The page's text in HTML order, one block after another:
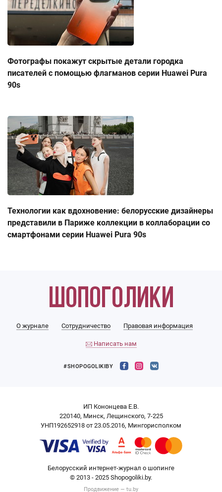
Фотографы покажут скрытые детали городка
писателей с помощью флагманов серии Huawei Pura
90s
Технологии как вдохновение: белорусские дизайнеры
представили в Париже коллекции в коллаборации со
смартфонами серии Huawei Pura 90s
О журнале Сотрудничество Правовая информация
Написать нам
#SHOPOGOLIKIBY
ИП Кононцева Е.В.
220140, Минск, Лещинского, 7-225
УНП192652918 от 23.05.2016, Мингорисполком
Белорусский интернет-журнал о шопинге
© 2013 - 2025 Shopogoliki.by.
Продвижение — tu.by